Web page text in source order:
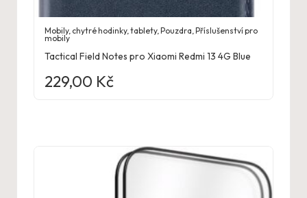
Mobily, chytré hodinky, tablety,Pouzdra,Příslušenství pro
mobily
Tactical Field Notes pro Xiaomi Redmi 13 4G Blue
229,00 Kč